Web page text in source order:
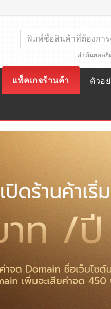
คำค้นยอดฮิ
แพ็คเกจร้านค้า ตัวอ